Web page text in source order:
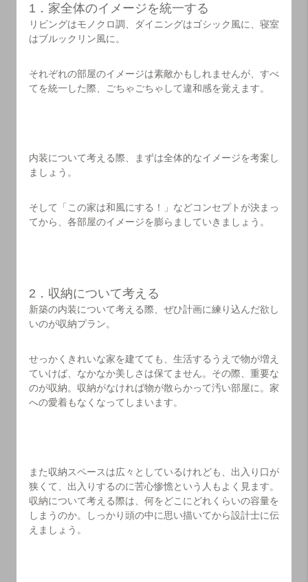
1．家全体のイメージを統一する
リビングはモノクロ調、ダイニングはゴシック風に、寝室
はブルックリン風に。
それぞれの部屋のイメージは素敵かもしれませんが、すべ
てを統一した際、ごちゃごちゃして違和感を覚えます。
内装について考える際、まずは全体的なイメージを考案し
ましょう。
そして「この家は和風にする！」などコンセプトが決まっ
てから、各部屋のイメージを膨らましていきましょう。
2．収納について考える
新築の内装について考える際、ぜひ計画に練り込んだ欲し
いのが収納プラン。
せっかくきれいな家を建てても、生活するうえで物が増え
ていけば、なかなか美しさは保てません。その際、重要な
のが収納。収納がなければ物が散らかって汚い部屋に。家
への愛着もなくなってしまいます。
また収納スペースは広々としているけれども、出入り口が
狭くて、出入りするのに苦心惨憺という人もよく見ます。
収納について考える際は、何をどこにどれくらいの容量を
しまうのか。しっかり頭の中に思い描いてから設計士に伝
えましょう。